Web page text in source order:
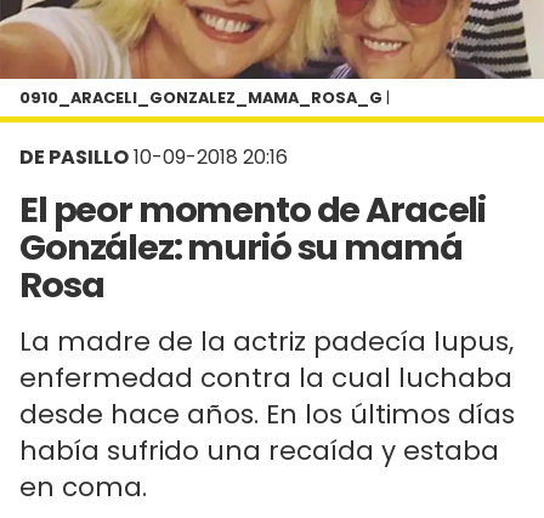
DE PASILLO10-09-2018 20:16
El peor momento de Araceli
González: murió su mamá
Rosa
La madre de la actriz padecía lupus,
enfermedad contra la cual luchaba
desde hace años. En los últimos días
había sufrido una recaída y estaba
en coma.
0910_ARACELI_GONZALEZ_MAMA_ROSA_G |